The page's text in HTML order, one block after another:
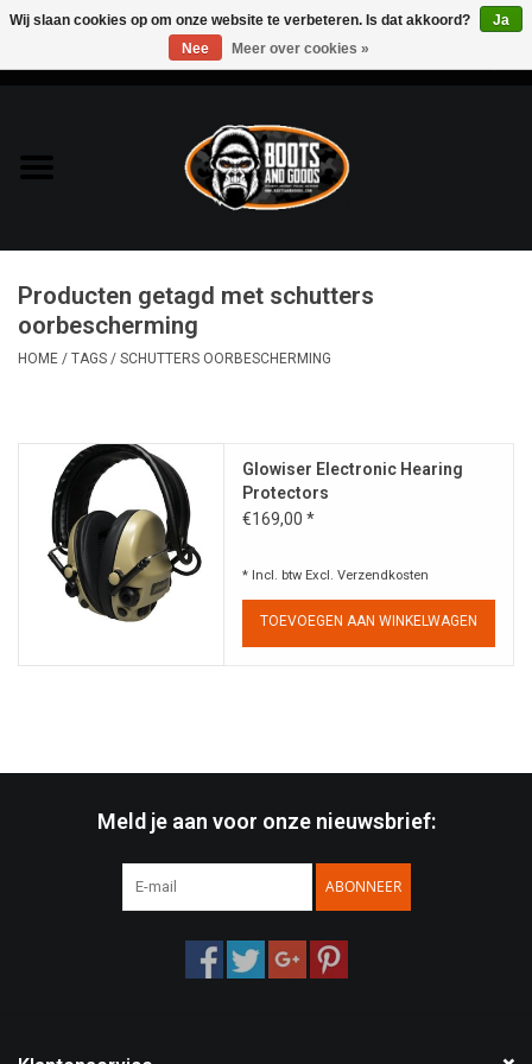
Bags & Packs
Bescherming
Kleding
Messen & Multitools
Schoenen
Speelgoed
Producten getagd met schutters
oorbescherming
HOME / TAGS / SCHUTTERS OORBESCHERMING
Glowiser Electronic Hearing
Protectors
€169,00 *
* Incl. btw Excl.Verzendkosten
TOEVOEGEN AAN WINKELWAGEN
Meld je aan voor onze nieuwsbrief:
ABONNEER
Wij slaan cookies op om onze website te verbeteren. Is dat akkoord?
Ja
Nee
Meer over cookies »